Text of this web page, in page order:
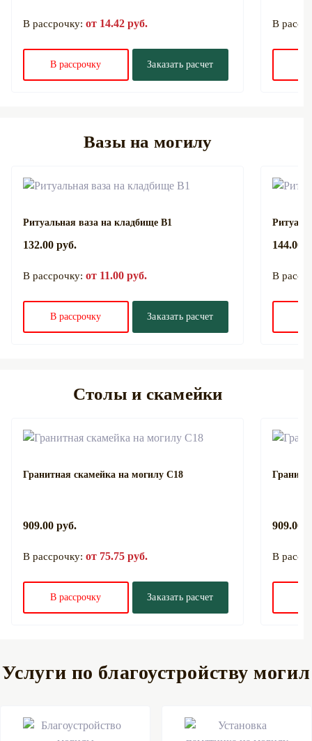
В рассрочку: от 14.42 руб.
В рассрочку Заказать расчет
В
Вазы на могилу
Ритуальная ваза на кладбище В1
132.00 руб.
В рассрочку: от 11.00 руб.
В рассрочку Заказать расчет
144.00
В
Столы и скамейки
Гранитная скамейка на могилу С18
909.00 руб.
В рассрочку: от 75.75 руб.
В рассрочку Заказать расчет
909.00
В
Услуги по благоустройству могил